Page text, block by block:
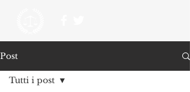
Post
Tutti i post